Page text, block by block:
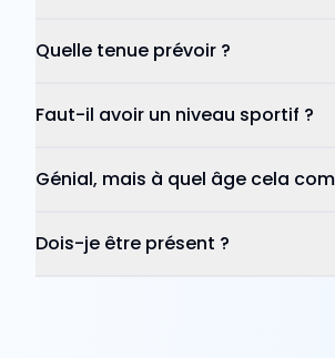
Quelle tenue prévoir ?
Faut-il avoir un niveau sportif ?
Génial, mais à quel âge cela
Dois-je être présent ?